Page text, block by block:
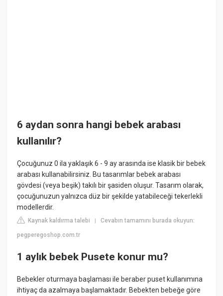
6 aydan sonra hangi bebek arabası
kullanılır?
Çocuğunuz 0 ila yaklaşık 6 - 9 ay arasında ise klasik bir bebek
arabası kullanabilirsiniz. Bu tasarımlar bebek arabası
gövdesi (veya beşik) takılı bir şasiden oluşur. Tasarım olarak,
çocuğunuzun yalnızca düz bir şekilde yatabileceği tekerlekli
modellerdir.
Kaynak kaldırma talebi |Cevabın tamamını burada okuyun:
pegperegoshop.com.tr
1 aylık bebek Pusete konur mu?
Bebekler oturmaya başlaması ile beraber puset kullanımına
ihtiyaç da azalmaya başlamaktadır. Bebekten bebeğe göre